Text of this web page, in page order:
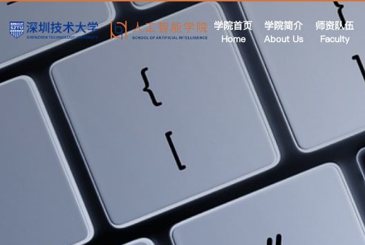
学院首页
Home
学院简介
About Us
师资队伍
Faculty